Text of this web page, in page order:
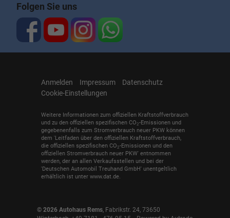
Folgen Sie uns
Anmelden Impressum
Datenschutz
Cookie-Einstellungen
Weitere Informationen zum offiziellen Kraftstoffverbrauch
und zu den offiziellen spezifischen CO2-Emissionen und
gegebenenfalls zum Stromverbrauch neuer PKW können
dem 'Leitfaden über den offiziellen Kraftstoffverbrauch,
die offiziellen spezifischen CO2-Emissionen und den
offiziellen Stromverbrauch neuer PKW' entnommen
werden, der an allen Verkaufsstellen und bei der
'Deutschen Automobil Treuhand GmbH' unentgeltlich
erhältlich ist unter www.dat.de.
© 2026 Autohaus Rems, Fabrikstr. 24, 73650